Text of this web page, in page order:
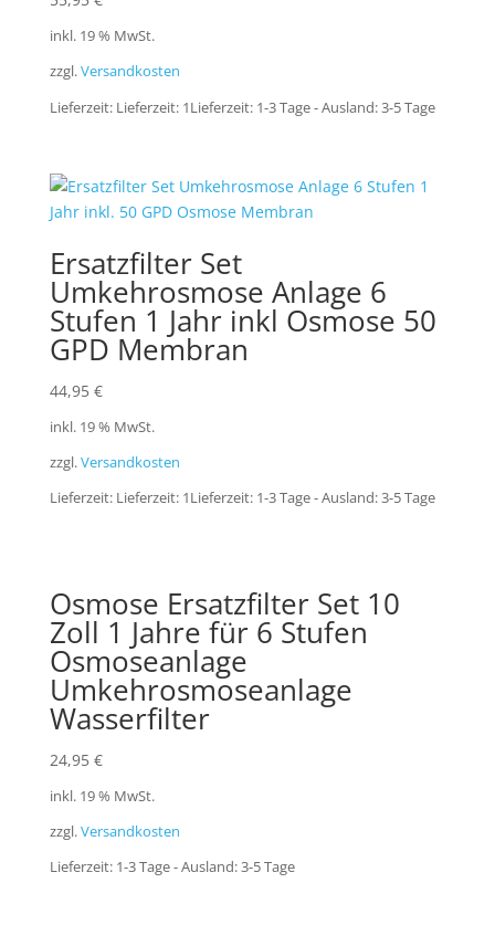
inkl. 19 % MwSt.
zzgl.Versandkosten
Lieferzeit: Lieferzeit: 1Lieferzeit: 1-3 Tage - Ausland: 3-5 Tage
Ersatzfilter Set
Umkehrosmose Anlage 6
Stufen 1 Jahr inkl Osmose 50
GPD Membran
44,95 €
inkl. 19 % MwSt.
zzgl.Versandkosten
Lieferzeit: Lieferzeit: 1Lieferzeit: 1-3 Tage - Ausland: 3-5 Tage
Osmose Ersatzfilter Set 10
Zoll 1 Jahre für 6 Stufen
Osmoseanlage
Umkehrosmoseanlage
Wasserfilter
24,95 €
inkl. 19 % MwSt.
zzgl.Versandkosten
Lieferzeit: 1-3 Tage - Ausland: 3-5 Tage